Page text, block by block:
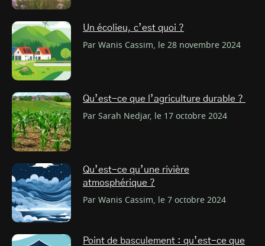
Un écolieu, c’est quoi ?
Par Wanis Cassim, le 28 novembre 2024
Qu’est-ce que l’agriculture durable ?
Par Sarah Nedjar, le 17 octobre 2024
Qu’est-ce qu’une rivière
atmosphérique ?
Par Wanis Cassim, le 7 octobre 2024
Point de basculement : qu’est-ce que